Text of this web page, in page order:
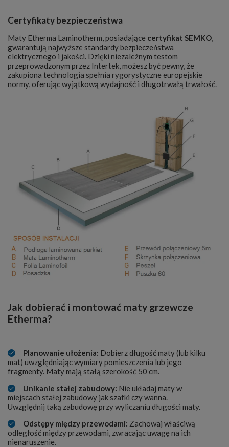
Certyfikaty bezpieczeństwa
Maty Etherma Laminotherm, posiadające certyfikat SEMKO
gwarantują najwyższe standardy bezpieczeństwa
elektrycznego i jakości. Dzięki niezależnym testom
przeprowadzonym przez Intertek, możesz być pewny, że
zakupiona technologia spełnia rygorystyczne europejskie
normy, oferując wyjątkową wydajność i długotrwałą trwałość.
Jak dobierać i montować maty grzewcze
Etherma?
Planowanie ułożenia: Dobierz długość maty (lub kilku
mat) uwzględniając wymiary pomieszczenia lub jego
fragmenty. Maty mają stałą szerokość 50 cm.
Unikanie stałej zabudowy: Nie układaj maty w
miejscach stałej zabudowy jak szafki czy wanna.
Uwzględnij taką zabudowę przy wyliczaniu długości maty.
Odstępy między przewodami: Zachowaj właściwą
odległość między przewodami, zwracając uwagę na ich
nienaruszenie.